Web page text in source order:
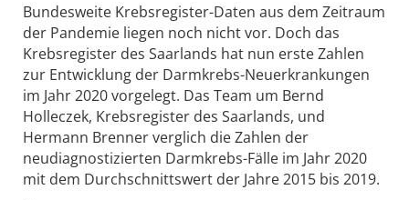
Bundesweite Krebsregister-Daten aus dem Zeitraum
der Pandemie liegen noch nicht vor. Doch das
Krebsregister des Saarlands hat nun erste Zahlen
zur Entwicklung der Darmkrebs-Neuerkrankungen
im Jahr 2020 vorgelegt. Das Team um Bernd
Holleczek, Krebsregister des Saarlands, und
Hermann Brenner verglich die Zahlen der
neudiagnostizierten Darmkrebs-Fälle im Jahr 2020
mit dem Durchschnittswert der Jahre 2015 bis 2019.